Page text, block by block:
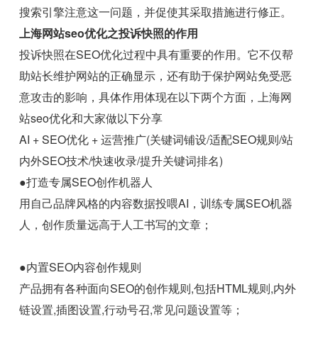
搜索引擎注意这一问题，并促使其采取措施进行修正。
上海网站seo优化之投诉快照的作用
投诉快照在SEO优化过程中具有重要的作用。它不仅帮
助站长维护网站的正确显示，还有助于保护网站免受恶
意攻击的影响，具体作用体现在以下两个方面，上海网
站seo优化和大家做以下分享
AI + SEO优化 + 运营推广(关键词铺设/适配SEO规则/站
内外SEO技术/快速收录/提升关键词排名)
●打造专属SEO创作机器人
用自己品牌风格的内容数据投喂AI，训练专属SEO机器
人，创作质量远高于人工书写的文章；
●内置SEO内容创作规则
产品拥有各种面向SEO的创作规则,包括HTML规则,内外
链设置,插图设置,行动号召,常见问题设置等；